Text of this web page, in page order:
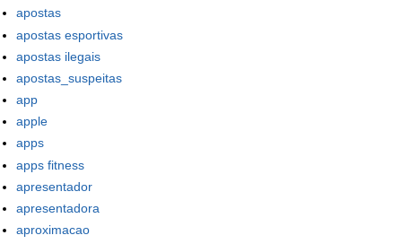
apostas
apostas esportivas
apostas ilegais
apostas_suspeitas
app
apple
apps
apps fitness
apresentador
apresentadora
aproximacao